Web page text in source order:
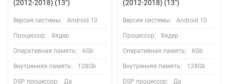
(2012-2018) (13")
Версия системы: Android 10
Процессор: 8ядер
Оперативная память: 6Gb
Внутренняя память: 128Gb
DSP процессор: Да
(2012-2018) (13")
Версия системы: Android 10
Процессор: 8ядер
Оперативная память: 6Gb
Внутренняя память: 128Gb
DSP процессор: Да